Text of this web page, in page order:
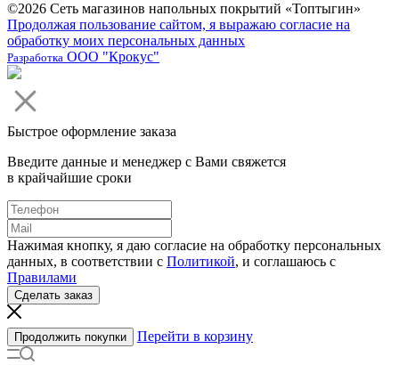
©2026 Сеть магазинов напольных покрытий «Топтыгин»
Продолжая пользование сайтом, я выражаю согласие на
обработку моих персональных данных
Разработка ООО "Крокус"
Быстрое оформление заказа
Введите данные и менеджер с Вами свяжется
в крайчайшие сроки
Нажимая кнопку, я даю согласие на обработку персональных
данных, в соответствии с Политикой, и соглашаюсь с
Правилами
Сделать заказ
Продолжить покупки Перейти в корзину